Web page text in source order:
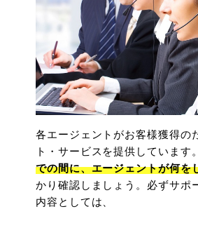
各エージェントがお客様獲得の
ト・サービスを提供しています。
での間に、エージェントが何を
かり確認しましょう。必ずサポ
内容としては、